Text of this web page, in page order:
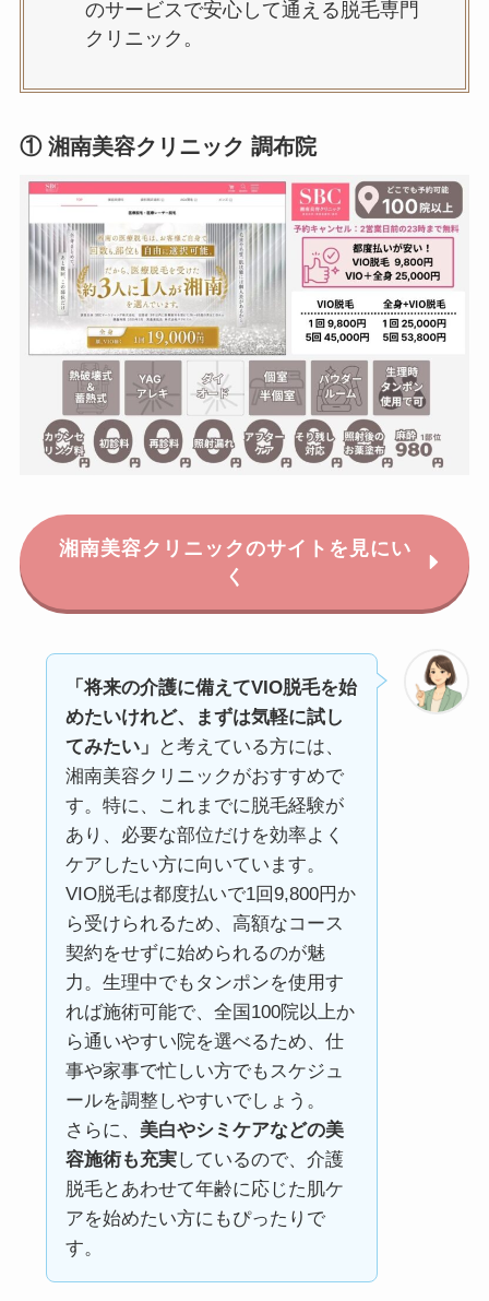
のサービスで安心して通える脱毛専門
クリニック。
① 湘南美容クリニック 調布院
湘南美容クリニックのサイトを見にい
く
「将来の介護に備えてVIO脱毛を始
めたいけれど、まずは気軽に試し
てみたい」
と考えている方には、
湘南美容クリニックがおすすめで
す。特に、これまでに脱毛経験が
あり、必要な部位だけを効率よく
ケアしたい方に向いています。
VIO脱毛は都度払いで1回9,800円か
ら受けられるため、高額なコース
契約をせずに始められるのが魅
力。生理中でもタンポンを使用す
れば施術可能で、全国100院以上か
ら通いやすい院を選べるため、仕
事や家事で忙しい方でもスケジュ
ールを調整しやすいでしょう。
さらに、 美白やシミケアなどの美
容施術も充実しているので、介護
脱毛とあわせて年齢に応じた肌ケ
アを始めたい方にもぴったりで
す。